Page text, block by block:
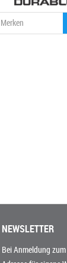
Merken
NEWSLETTER
Bei Anmeldung